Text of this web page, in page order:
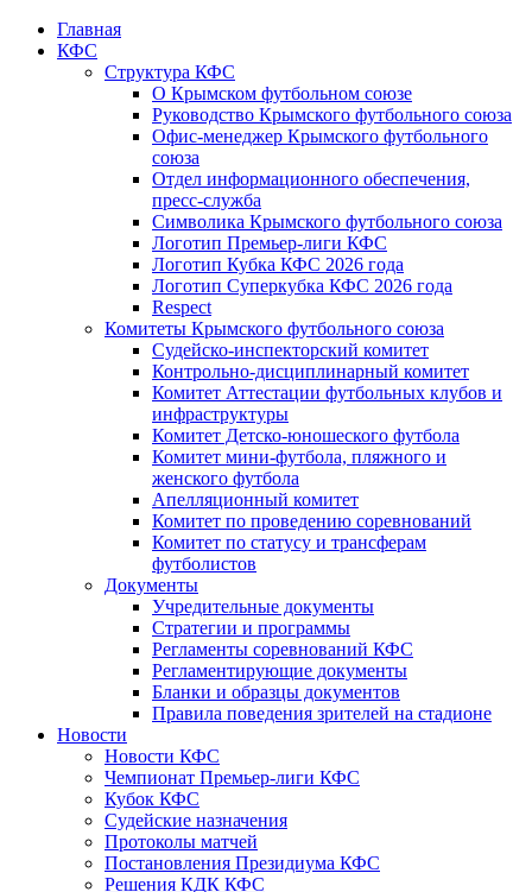
Главная
КФС
Структура КФС
О Крымском футбольном союзе
Руководство Крымского футбольного союза
Офис-менеджер Крымского футбольного
союза
Отдел информационного обеспечения,
пресс-служба
Символика Крымского футбольного союза
Логотип Премьер-лиги КФС
Логотип Кубка КФС 2026 года
Логотип Суперкубка КФС 2026 года
Respect
Комитеты Крымского футбольного союза
Судейско-инспекторский комитет
Контрольно-дисциплинарный комитет
Комитет Аттестации футбольных клубов и
инфраструктуры
Комитет Детско-юношеского футбола
Комитет мини-футбола, пляжного и
женского футбола
Апелляционный комитет
Комитет по проведению соревнований
Комитет по статусу и трансферам
футболистов
Документы
Учредительные документы
Стратегии и программы
Регламенты соревнований КФС
Регламентирующие документы
Бланки и образцы документов
Правила поведения зрителей на стадионе
Новости
Новости КФС
Чемпионат Премьер-лиги КФС
Кубок КФС
Судейские назначения
Протоколы матчей
Постановления Президиума КФС
Решения КДК КФС